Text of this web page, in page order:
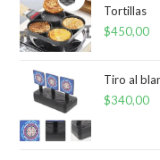
Tortillas
$450,00
Tiro al
$340,00